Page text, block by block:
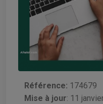
Référence: 174679
Mise à jour: 11